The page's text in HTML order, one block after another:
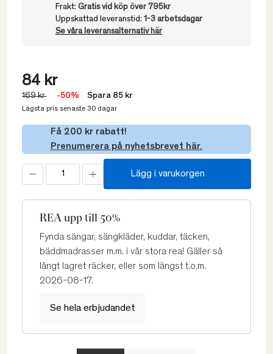
Frakt: Gratis vid köp över 795kr
Uppskattad leveranstid: 1-3 arbetsdagar
Se våra leveransalternativ här
84 kr
169 kr -50% Spara 85 kr
Lägsta pris senaste 30 dagar
Få 200 kr rabatt!
Prenumerera på nyhetsbrevet här.
Lägg i varukorgen
REA upp till 50%
Fynda sängar, sängkläder, kuddar, täcken,
bäddmadrasser m.m. i vår stora rea! Gäller så
långt lagret räcker, eller som längst t.o.m.
2026-08-17.
Se hela erbjudandet